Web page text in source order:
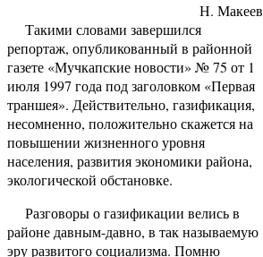
Н. Макеев
Такими словами завершился
репортаж, опубликованный в районной
газете «Мучкапские новости» № 75 от 1
июля 1997 года под заголовком «Первая
траншея». Действительно, газификация,
несомненно, положительно скажется на
повышении жизненного уровня
населения, развития экономики района,
экологической обстановке.
Разговоры о газификации велись в
районе давным-давно, в так называемую
эру развитого социализма. Помню